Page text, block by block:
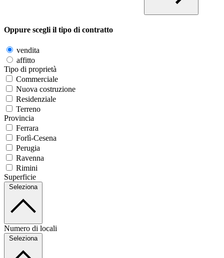
Oppure scegli il tipo di contratto
vendita
affitto
Tipo di proprietà
Commerciale
Nuova costruzione
Residenziale
Terreno
Provincia
Ferrara
Forlì-Cesena
Perugia
Ravenna
Rimini
Superficie
Seleziona
Numero di locali
Seleziona